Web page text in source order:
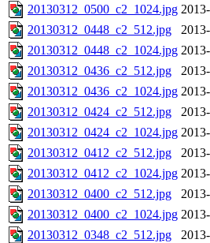
20130312_0500_c2_1024.jpg
20130312_0448_c2_512.jpg
20130312_0448_c2_1024.jpg
20130312_0436_c2_512.jpg
20130312_0436_c2_1024.jpg
20130312_0424_c2_512.jpg
20130312_0424_c2_1024.jpg
20130312_0412_c2_512.jpg
20130312_0412_c2_1024.jpg
20130312_0400_c2_512.jpg
20130312_0400_c2_1024.jpg
20130312_0348_c2_512.jpg